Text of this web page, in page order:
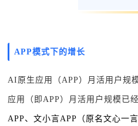
APP模式下的增长
AI原生应用（APP）月活用户规
应用（即APP）月活用户规模已
APP、文小言APP（原名文心一